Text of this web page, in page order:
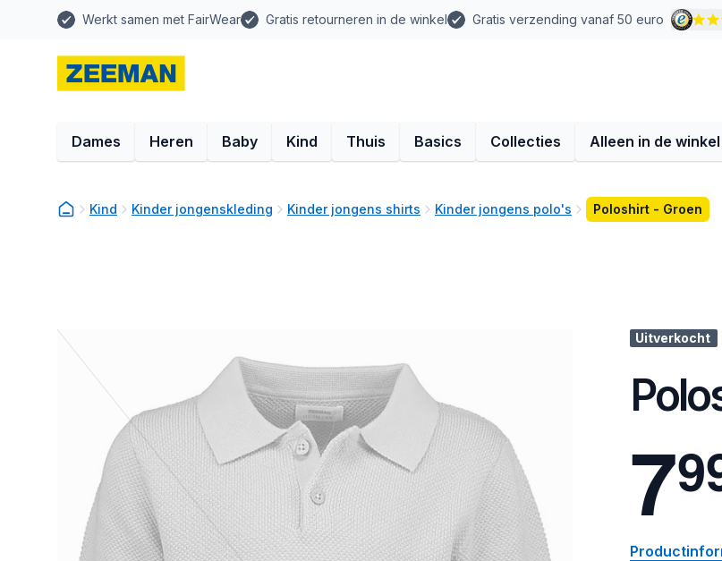
Werkt samen met FairWear Gratis retourneren in de winkel Gratis verzending vanaf 50 euro
Dames Heren Baby Kind Thuis Basics Collecties Alleen in de winkel
Kind Kinder jongenskleding Kinder jongens shirts Kinder jongens polo's Poloshirt - Groen
Uitverkocht
79